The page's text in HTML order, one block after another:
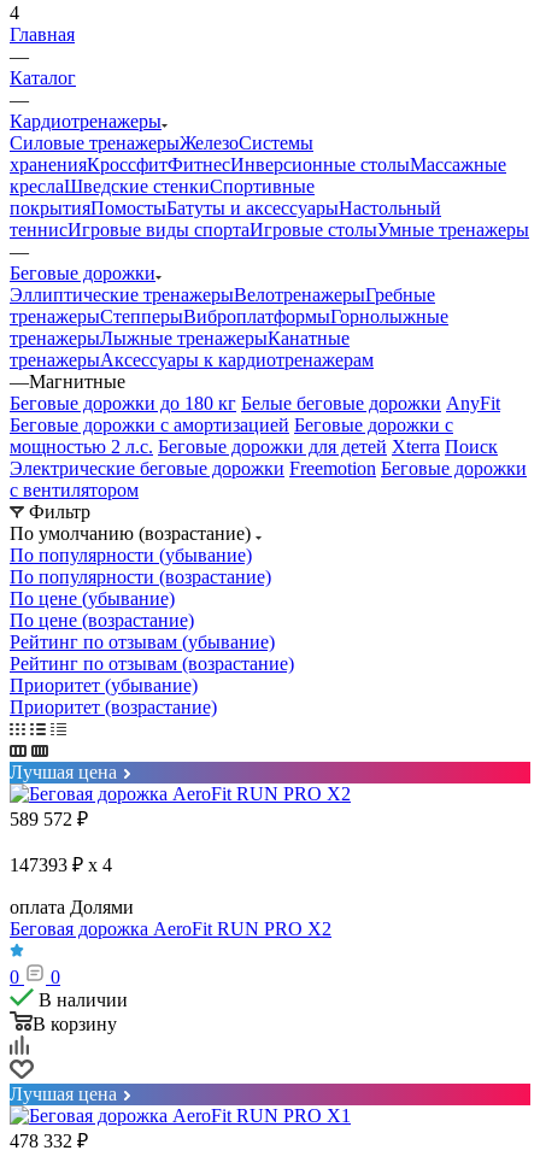
4
Главная
—
Каталог
—
Кардиотренажеры
Силовые тренажерыЖелезоСистемы
храненияКроссфитФитнесИнверсионные столыМассажные
креслаШведские стенкиСпортивные
покрытияПомостыБатуты и аксессуарыНастольный
теннисИгровые виды спортаИгровые столыУмные тренажеры
—
Беговые дорожки
Эллиптические тренажерыВелотренажерыГребные
тренажерыСтепперыВиброплатформыГорнолыжные
тренажерыЛыжные тренажерыКанатные
тренажерыАксессуары к кардиотренажерам
—Магнитные
Беговые дорожки до 180 кг Белые беговые дорожки AnyFit
Беговые дорожки с амортизацией Беговые дорожки с
мощностью 2 л.с. Беговые дорожки для детей Xterra Поиск
Электрические беговые дорожки Freemotion Беговые дорожки
с вентилятором
Фильтр
По умолчанию (возрастание)
По популярности (убывание)
По популярности (возрастание)
По цене (убывание)
По цене (возрастание)
Рейтинг по отзывам (убывание)
Рейтинг по отзывам (возрастание)
Приоритет (убывание)
Приоритет (возрастание)
Лучшая цена
589 572 ₽
147393 ₽ x 4
оплата Долями
Беговая дорожка AeroFit RUN PRO X2
0
0
В наличии
В корзину
Лучшая цена
478 332 ₽